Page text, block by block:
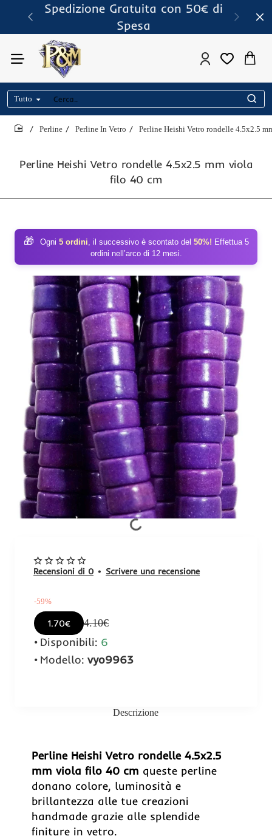
Spedizione Gratuita con 50€ di
Spesa
Tutto
Cerca..
Perline Heishi Vetro rondelle 4.5x2.5 mm viola
filo 40 cm
Perline Perline In Vetro Perline Heishi Vetro rondelle 4.5x2.5
🎁 Ogni 5 ordini, il successivo è scontato del 50%! Effettua 5
ordini nell’arco di 12 mesi.
-59%
Recensioni di 0 • Scrivere una recensione
-59%
1.70€ 4.10€
Disponibili: 6
Modello: vyo9963
Descrizione
Perline Heishi Vetro rondelle 4.5x2.5
mm viola filo 40 cm queste perline
donano colore, luminosità e
brillantezza alle tue creazioni
handmade grazie alle splendide
finiture in vetro.